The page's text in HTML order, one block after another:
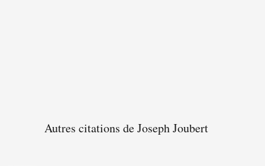
Autres citations de Joseph Joubert